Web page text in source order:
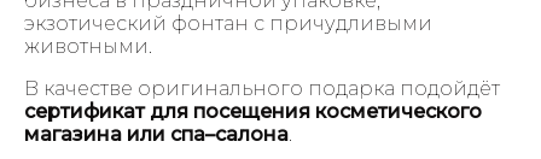
экзотический фонтан с причудливыми
животными.
В качестве оригинального подарка подойдёт
сертификат для посещения косметического
магазина или спа–салона.